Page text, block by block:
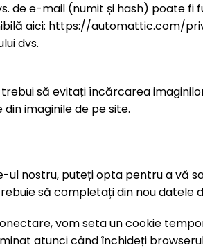
de e-mail (numit și hash) poate
aici: https://automattic.com/
dvs.
să evitați încărcarea
imaginile de pe site.
ul nostru, puteți opta pentru a vă
să completați din nou datele
vom seta un cookie
atunci când închideți